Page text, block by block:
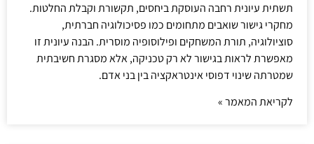
תשתית עיונית רחבה העוסקת ביחסים, תקשורת וקבלת החלטות.
מחקרי גישור שואבים מתחומים כמו פסיכולוגיה חברתית,
סוציולוגיה, תורת המשחקים ופילוסופיה מוסרית. הבנה עיונית זו
מאפשרת לראות בגישור לא רק טכניקה, אלא מסגרת חשיבתית
שמטרתה שינוי דפוסי אינטראקציה בין בני אדם.
לקריאת המאמר »